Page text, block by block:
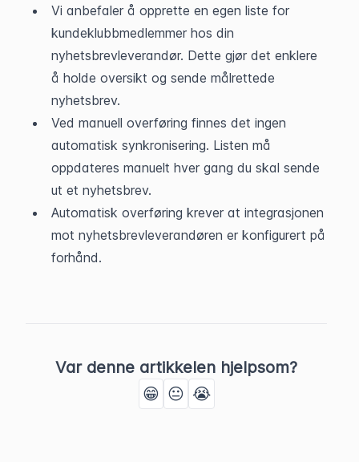
Vi anbefaler å opprette en egen liste for
kundeklubbmedlemmer hos din
nyhetsbrevleverandør. Dette gjør det enklere
å holde oversikt og sende målrettede
nyhetsbrev.
Ved manuell overføring finnes det ingen
automatisk synkronisering. Listen må
oppdateres manuelt hver gang du skal sende
ut et nyhetsbrev.
Automatisk overføring krever at integrasjonen
mot nyhetsbrevleverandøren er konfigurert på
forhånd.
Var denne artikkelen hjelpsom?
😁 😐 😭